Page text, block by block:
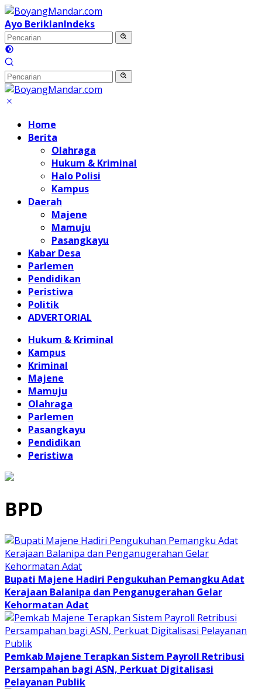
Langsung
ke
konten
Ayo BeriklanIndeks
Home
Berita
Olahraga
Hukum & Kriminal
Halo Polisi
Kampus
Daerah
Majene
Mamuju
Pasangkayu
Kabar Desa
Parlemen
Pendidikan
Peristiwa
Politik
ADVERTORIAL
Hukum & Kriminal
Kampus
Kriminal
Majene
Mamuju
Olahraga
Parlemen
Pasangkayu
Pendidikan
Peristiwa
BPD
Bupati Majene Hadiri Pengukuhan Pemangku Adat
Kerajaan Balanipa dan Penganugerahan Gelar
Kehormatan Adat
Pemkab Majene Terapkan Sistem Payroll Retribusi
Persampahan bagi ASN, Perkuat Digitalisasi
Pelayanan Publik